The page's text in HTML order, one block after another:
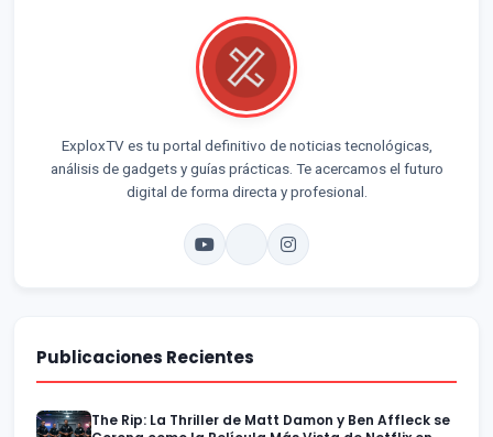
ExploxTV es tu portal definitivo de noticias tecnológicas,
análisis de gadgets y guías prácticas. Te acercamos el futuro
digital de forma directa y profesional.
Publicaciones Recientes
The Rip: La Thriller de Matt Damon y Ben Affleck se